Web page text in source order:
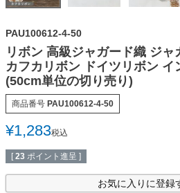
PAU100612-4-50
リボン 高級ジャガード織 ジ
カフカリボン ドイツリボン
(50cm単位の切り売り)
商品番号 PAU100612-4-50
¥1,283税込
[ 23 ポイント進呈 ]
お気に入りに登録